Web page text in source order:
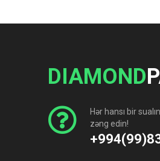
DIAMOND
Hər hansı bir
zəng edin!